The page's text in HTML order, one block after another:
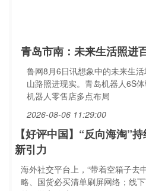
青岛市南：未来生活照进
鲁网8月6日讯想象中的未来生
山路照进现实。青岛机器人6S
机器人零售店多点布局
2026-08-06 11:29:00
【好评中国】“反向海淘”
新引力
海外社交平台上，“带着空箱子去
略、国货必买清单刷屏网络；线